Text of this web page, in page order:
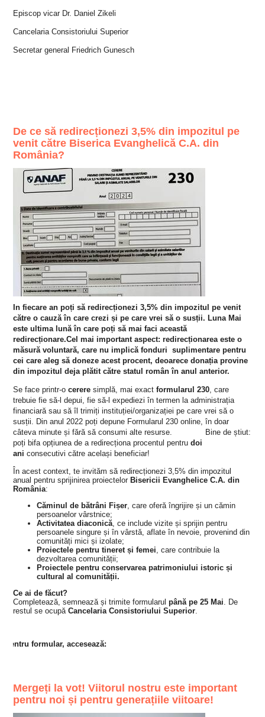
Episcop vicar Dr. Daniel Zikeli
Cancelaria Consistoriului Superior
Secretar general Friedrich Gunesch
De ce să redirecționezi 3,5% din impozitul pe
venit către Biserica Evanghelică C.A. din
România?
In fiecare an poți să redirecționezi 3,5% din impozitul pe venit
către o cauză în care crezi și pe care vrei să o susții. Luna Mai
este ultima lună în care poți să mai faci această
redirecționare.Cel mai important aspect: redirecționarea este o
măsură voluntară, care nu implică fondurisuplimentare pentru
cei care aleg să doneze acest procent, deoarece donația provine
din impozitul deja plătit către statul român în anul anterior.
Se face printr-ocerere simplă, mai exactformularul 230 , care
trebuie fie să-l depui, fie să-l expediezi în termen la administrația
financiară sau să îl trimiți instituției/organizației pe care vrei să o
susții. Din anul 2022 poți depune Formularul 230 online, în doar
câteva minute și fără să consumi alte resurse. Bine de știut:
poți bifa opțiunea de a redirecționa procentul pentrudoi
ani consecutivi către același beneficiar!
În acest context, te invităm să redirecționezi 3,5% din impozitul
anual pentru sprijinirea proiectelorBisericii Evanghelice C.A. din
România:
Căminul de bătrâni Fișer , care oferă îngrijire și un cămin
persoanelor vârstnice;
Activitatea diaconică , ce include vizite și sprijin pentru
persoanele singure și în vârstă, aflate în nevoie, provenind din
comunități mici și izolate;
Proiectele pentru tineret și femei , care contribuie la
dezvoltarea comunității;
Proiectele pentru conservarea patrimoniului istoric și
cultural al comunității.
Ce ai de făcut?
Completează, semnează și trimite formularulpână pe 25 Mai . De
restul se ocupăCancelaria Consistoriului Superior
Pentru formular, accesează:
Mergeți la vot! Viitorul nostru este important
pentru noi și pentru generațiile viitoare!